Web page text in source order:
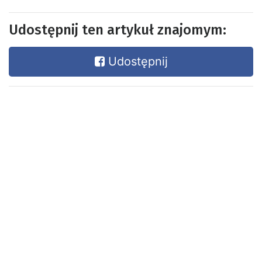
Udostępnij ten artykuł znajomym:
Udostępnij